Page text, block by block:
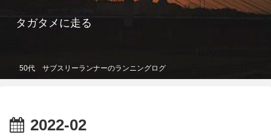
タガタメに走る
50代 サブスリーランナーのランニングログ
2022-02